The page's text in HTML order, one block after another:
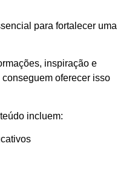
para fortalecer uma
inspiração e
oferecer isso
incluem: